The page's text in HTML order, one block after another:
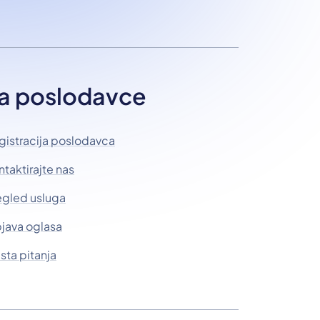
poslodavce
poslodavca
nas
usluga
oglasa
pitanja